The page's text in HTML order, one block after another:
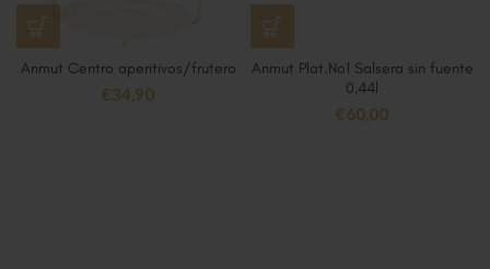
Anmut Centro aperitivos/frutero
€34,90
Anmut Plat.No1 Salsera sin fuente
0,44l
€60,00